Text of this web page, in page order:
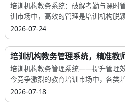
培训机构教务系统：破解考勤与课时
训市场中，高效的管理是培训机构脱
2026-07-24
培训机构教务管理系统，精准教
培训机构教务管理系统——提升管理
今竞争激烈的教育培训市场中，各类
2026-07-18